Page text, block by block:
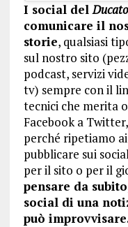
I social delDucato
comunicare il
storie, qualsiasi
sul nostro sito
podcast, servizi
tv) sempre con il
tecnici che merita
Facebook a
perché ripetiamo
pubblicare sui
per il sito o per il
pensare da
social di una
può